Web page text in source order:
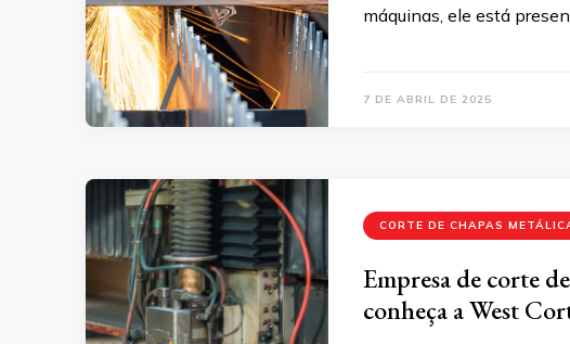
máquinas, ele está
7 DE ABRIL DE 2025
CORTE DE CHAPAS
Empresa de corte
conheça a West